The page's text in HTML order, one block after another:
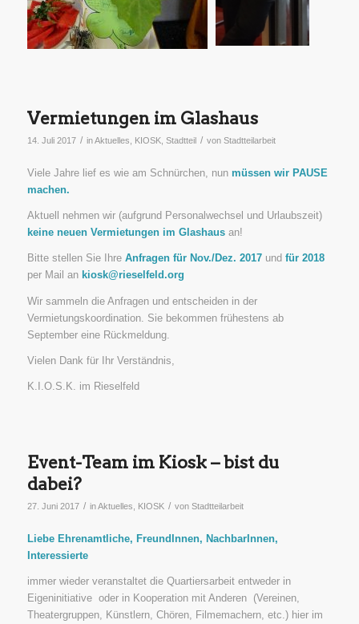
Vermietungen im Glashaus
14. Juli 2017 / inAktuelles KIOSK, Stadtteil / von Stadtteilarbeit
Viele Jahre lief es wie am Schnürchen, nun müssen wir PAUSE
machen.
Aktuell nehmen wir (aufgrund Personalwechsel und Urlaubszeit)
keine neuen Vermietungen im Glashausan!
Bitte stellen Sie Ihre Anfragen für Nov./Dez. 2017 und für 2018
per Mail an kiosk@rieselfeld.org
Wir sammeln die Anfragen und entscheiden in der
Vermietungskoordination. Sie bekommen frühestens ab
September eine Rückmeldung.
Vielen Dank für Ihr Verständnis,
K.I.O.S.K. im Rieselfeld
Event-Team im Kiosk – bist du
dabei?
27. Juni 2017 / inAktuelles KIOSK / von Stadtteilarbeit
Liebe Ehrenamtliche, FreundInnen, NachbarInnen,
Interessierte
immer wieder veranstaltet die Quartiersarbeit entweder in
Eigeninitiative oder in Kooperation mit Anderen (Vereinen,
Theatergruppen, Künstlern, Chören, Filmemachern, etc.) hier im